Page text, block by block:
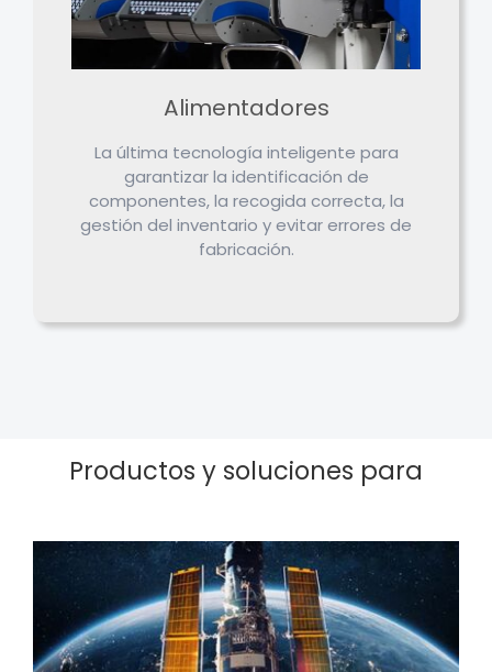
Alimentadores
La última tecnología inteligente para
garantizar la identificación de
componentes, la recogida correcta, la
gestión del inventario y evitar errores de
fabricación.
Productos y soluciones para